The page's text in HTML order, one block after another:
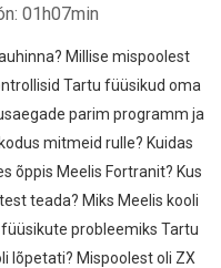
01h07min
Millise mispoolest
Tartu füüsikud oma
parim programm ja
mitmeid rulle? Kuidas
õppis Meelis Fortranit? Kus
teada? Miks Meelis kooli
probleemiks Tartu
lõpetati? Mispoolest oli ZX